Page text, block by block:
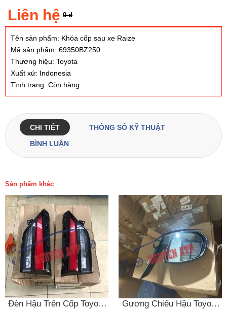
Liên hệ 0 đ
Tên sản phẩm: Khóa cốp sau xe Raize
Mã sản phẩm: 69350BZ250
Thương hiệu: Toyota
Xuất xứ: Indonesia
Tình trạng: Còn hàng
CHI TIẾT
THÔNG SỐ KỸ THUẬT
BÌNH LUẬN
Sản phẩm khác
Đèn Hậu Trên Cốp Toyota
Gương Chiếu Hậu Toyota